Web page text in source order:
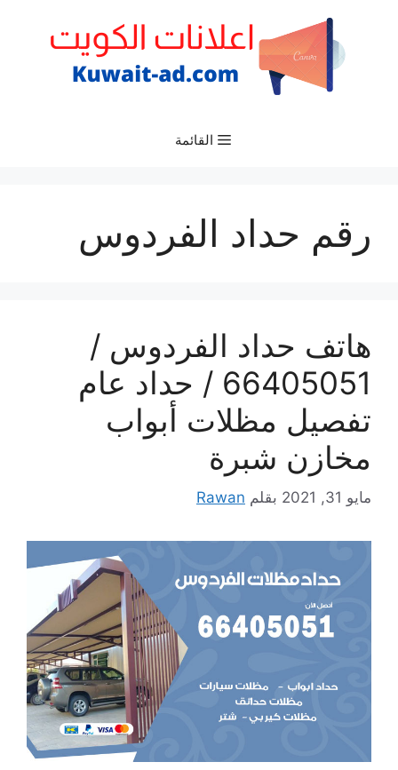
القائمة
رقم حداد الفردوس
هاتف حداد الفردوس /
66405051 / حداد عام
تفصيل مظلات أبواب
مخازن شبرة
مايو 31, 2021 بقلم Rawan